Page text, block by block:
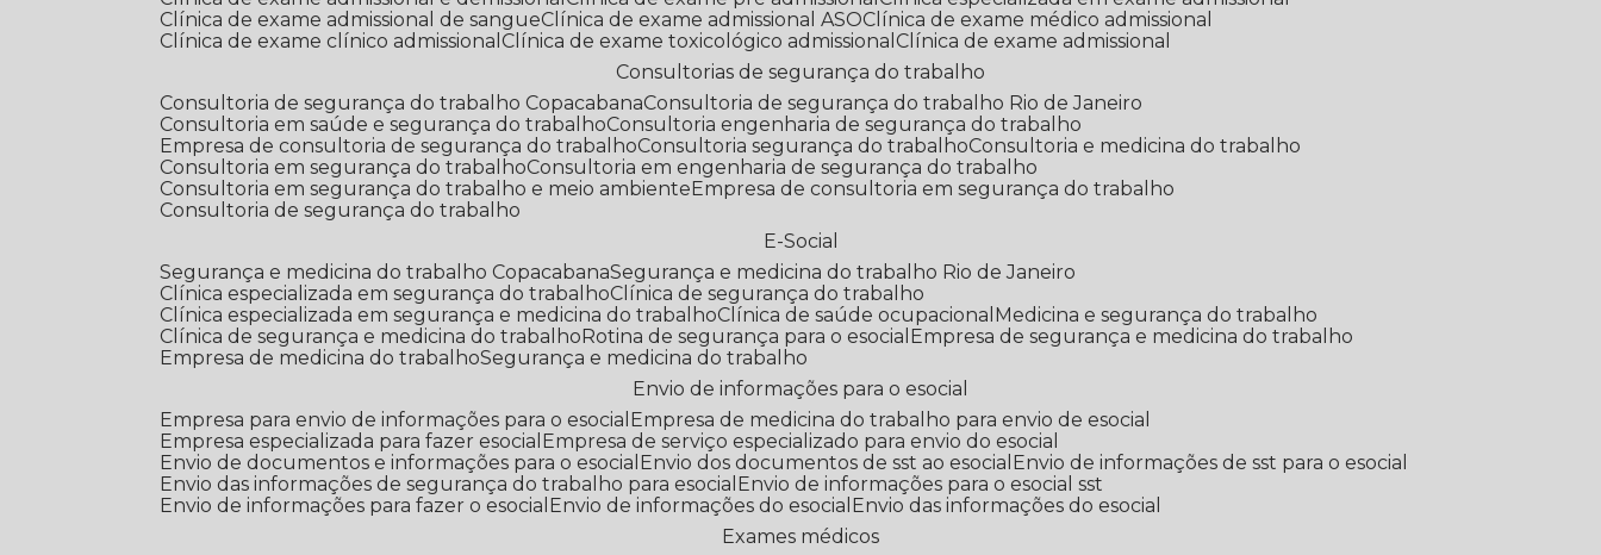
Clínica de exame admissional de sangue
Clínica de exame admissional ASO
Clínica de exame médico admissional
Clínica de exame clínico admissional
Clínica de exame toxicológico admissional
Clínica de exame admissional
Consultorias de segurança do trabalho
Consultoria de segurança do trabalho Copacabana
Consultoria de segurança do trabalho Rio de Janeiro
Consultoria em saúde e segurança do trabalho
Consultoria engenharia de segurança do trabalho
Empresa de consultoria de segurança do trabalho
Consultoria segurança do trabalho
Consultoria e medicina do trabalho
Consultoria em segurança do trabalho
Consultoria em engenharia de segurança do trabalho
Consultoria em segurança do trabalho e meio ambiente
Empresa de consultoria em segurança do trabalho
Consultoria de segurança do trabalho
E-Social
Segurança e medicina do trabalho Copacabana Segurança e medicina do trabalho Rio de Janeiro
Clínica especializada em segurança do trabalho
Clínica de segurança do trabalho
Clínica especializada em segurança e medicina do trabalho
Clínica de saúde ocupacional
Medicina e segurança do trabalho
Clínica de segurança e medicina do trabalho
Rotina de segurança para o esocial
Empresa de segurança e medicina do trabalho
Empresa de medicina do trabalho Segurança e medicina do trabalho
Envio de informações para o esocial
Empresa para envio de informações para o esocial
Empresa de medicina do trabalho para envio de esocial
Empresa especializada para fazer esocial
Empresa de serviço especializado para envio do esocial
Envio de documentos e informações para o esocial
Envio dos documentos de sst ao esocial
Envio de informações de sst para o esocial
Envio das informações de segurança do trabalho para esocial
Envio de informações para o esocial sst
Envio de informações para fazer o esocial
Envio de informações do esocial
Envio das informações do esocial
Exames médicos